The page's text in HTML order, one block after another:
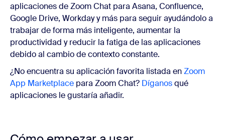
aplicaciones de Zoom Chat para Asana, Confluence,
Google Drive, Workday y más para seguir ayudándolo a
trabajar de forma más inteligente, aumentar la
productividad y reducir la fatiga de las aplicaciones
debido al cambio de contexto constante.
¿No encuentra su aplicación favorita listada enZoom
App Marketplace para Zoom Chat? Díganosqué
aplicaciones le gustaría añadir.